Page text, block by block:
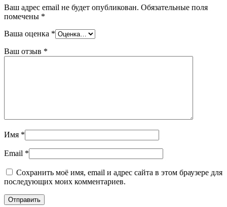
Ваш адрес email не будет опубликован. Обязательные поля
помечены *
Ваша оценка *
Ваш отзыв *
Имя *
Email *
Сохранить моё имя, email и адрес сайта в этом браузере для
последующих моих комментариев.